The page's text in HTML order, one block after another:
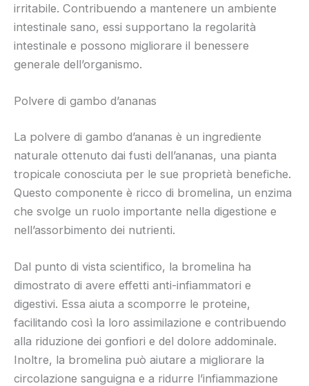
irritabile. Contribuendo a mantenere un ambiente
intestinale sano, essi supportano la regolarità
intestinale e possono migliorare il benessere
generale dell’organismo.
Polvere di gambo d’ananas
La polvere di gambo d’ananas è un ingrediente
naturale ottenuto dai fusti dell’ananas, una pianta
tropicale conosciuta per le sue proprietà benefiche.
Questo componente è ricco di bromelina, un enzima
che svolge un ruolo importante nella digestione e
nell’assorbimento dei nutrienti.
Dal punto di vista scientifico, la bromelina ha
dimostrato di avere effetti anti-infiammatori e
digestivi. Essa aiuta a scomporre le proteine,
facilitando così la loro assimilazione e contribuendo
alla riduzione dei gonfiori e del dolore addominale.
Inoltre, la bromelina può aiutare a migliorare la
circolazione sanguigna e a ridurre l’infiammazione